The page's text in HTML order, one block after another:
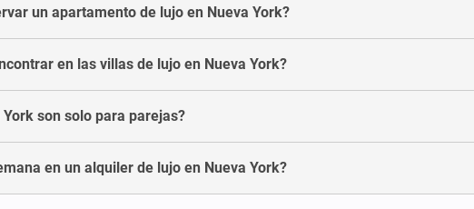
un apartamento de lujo en Nueva York?
en las villas de lujo en Nueva York?
son solo para parejas?
en un alquiler de lujo en Nueva York?